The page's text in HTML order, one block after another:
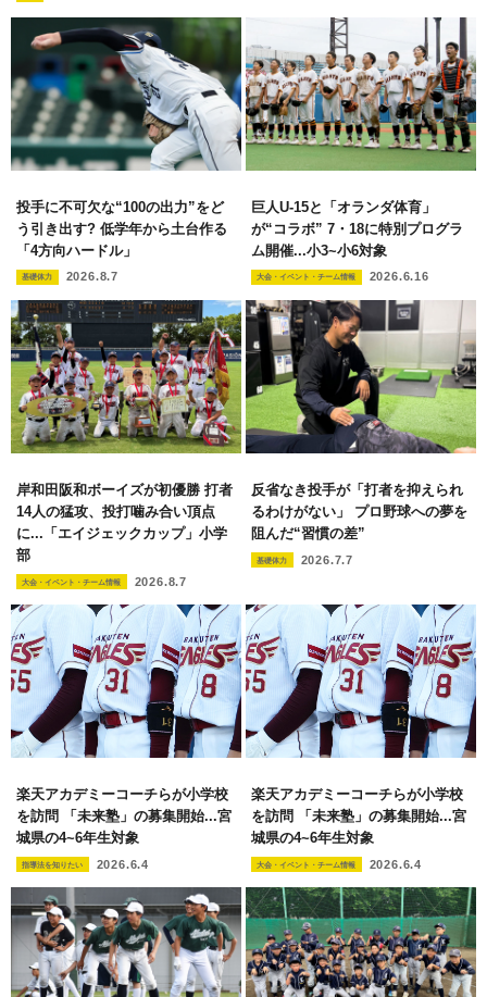
投手に不可欠な“100の出力”をど
う引き出す? 低学年から土台作る
「4方向ハードル」
基礎体力 2026.8.7
巨人U-15と「オランダ体育」
が“コラボ” 7・18に特別プログラ
ム開催...小3~小6対象
大会・イベント・チーム情報 2026.6.16
岸和田阪和ボーイズが初優勝 打者
14人の猛攻、投打噛み合い頂点
に...「エイジェックカップ」小学
部
大会・イベント・チーム情報 2026.8.7
反省なき投手が「打者を抑えられ
るわけがない」 プロ野球への夢を
阻んだ“習慣の差”
基礎体力 2026.7.7
楽天アカデミーコーチらが小学校
を訪問 「未来塾」の募集開始...宮
城県の4~6年生対象
指導法を知りたい 2026.6.4
楽天アカデミーコーチらが小学校
を訪問 「未来塾」の募集開始...宮
城県の4~6年生対象
大会・イベント・チーム情報 2026.6.4